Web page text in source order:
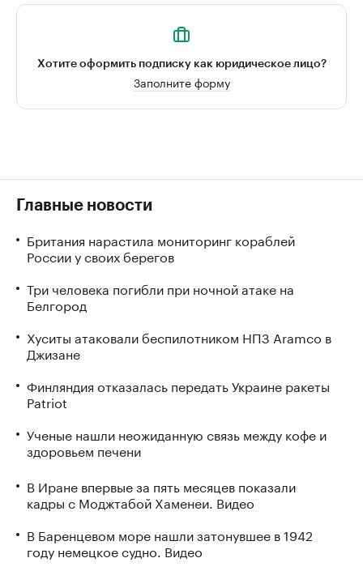
Хотите оформить подписку как юридическое лицо?
Заполните форму
Главные новости
Британия нарастила мониторинг кораблей
России у своих берегов
Три человека погибли при ночной атаке на
Белгород
Хуситы атаковали беспилотником НПЗ Aramco в
Джизане
Финляндия отказалась передать Украине ракеты
Patriot
Ученые нашли неожиданную связь между кофе и
здоровьем печени
В Иране впервые за пять месяцев показали
кадры с Моджтабой Хаменеи. Видео
В Баренцевом море нашли затонувшее в 1942
году немецкое судно. Видео